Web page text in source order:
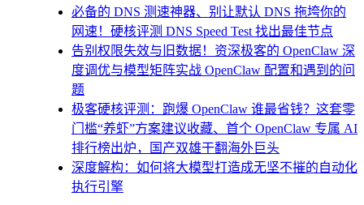
必备的 DNS 测速神器、别让默认 DNS 拖垮你的
网速！硬核评测 DNS Speed Test 找出最佳节点
告别权限失效与旧数据！资深极客的 OpenClaw 深
度调优与模型矩阵实战 OpenClaw 配置和遇到的问
题
极客硬核评测：跑爆 OpenClaw 谁最省钱？这套零
门槛“养虾”方案建议收藏、首个 OpenClaw 专属 AI
排行榜出炉，国产双雄干翻海外巨头
深度解构：如何将大模型打造成无坚不摧的自动化
执行引擎